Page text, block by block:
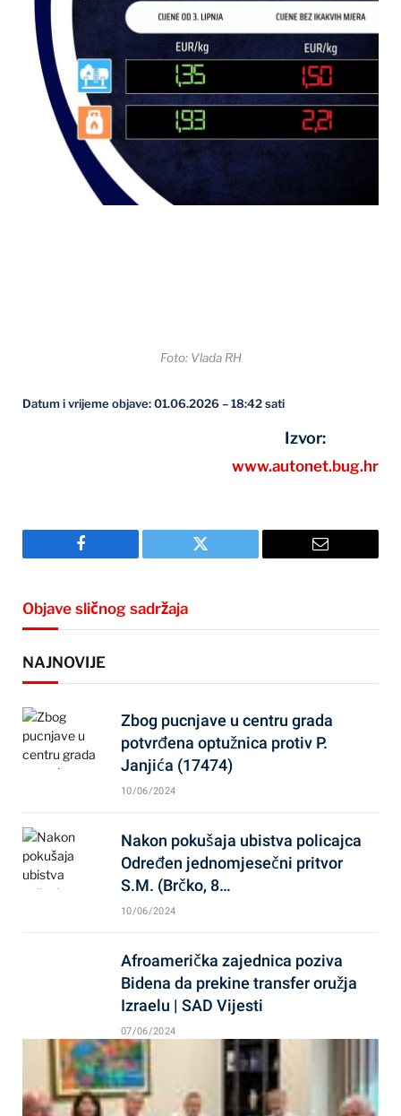
Foto: Vlada RH
Datum i vrijeme objave: 01.06.2026 – 18:42 sati
Izvor:
www.autonet.bug.hr
Facebook Twitter Email
Objave sličnog sadržaja
NAJNOVIJE
Zbog pucnjave u centru grada
potvrđena optužnica protiv P.
Janjića (17474)
10/06/2024
Nakon pokušaja ubistva policajca
Određen jednomjesečni pritvor
S.M. (Brčko, 8…
10/06/2024
Afroamerička zajednica poziva
Bidena da prekine transfer oružja
Izraelu | SAD Vijesti
07/06/2024